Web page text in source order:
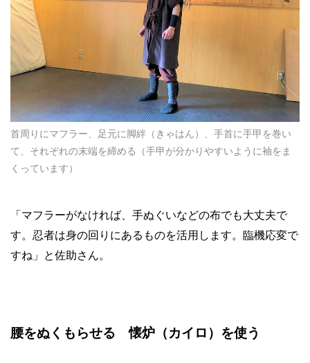
首周りにマフラー、足元に脚絆（きゃはん）、手首に手甲を巻い
て、それぞれの末端を締める（手甲が分かりやすいように袖をま
くっています）
「マフラーがなければ、手ぬぐいなどの布でも大丈夫で
す。忍者は身の回りにあるものを活用します。臨機応変で
すね」と佐助さん。
腰をぬくもらせる 懐炉（カイロ）を使う